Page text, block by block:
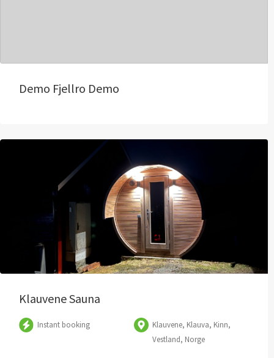
Demo Fjellro Demo
Klauvene Sauna
Instant booking
Klauvene, Klauva, Kinn,
Vestland, Norge